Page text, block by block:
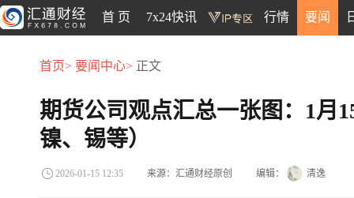
首 页 7x24快讯 行情 要闻
首页> 要闻中心> 正文
期货公司观点汇总一张图：1月
镍、锡等）
2026-01-15 12:35 来源：汇通财经原创 编辑： 清逸